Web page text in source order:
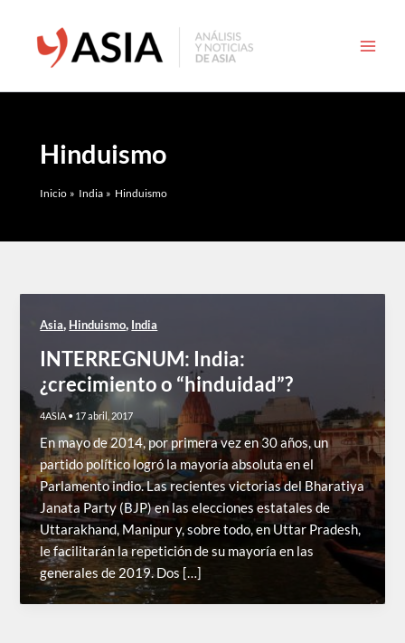
contenido
Hinduismo
Inicio India Hinduismo
Asia, Hinduismo, India
INTERREGNUM: India:
¿crecimiento o “hinduidad”?
4ASIA • 17 abril, 2017
En mayo de 2014, por primera vez en 30 años, un
partido político logró la mayoría absoluta en el
Parlamento indio. Las recientes victorias del Bharatiya
Janata Party (BJP) en las elecciones estatales de
Uttarakhand, Manipur y, sobre todo, en Uttar Pradesh,
le facilitarán la repetición de su mayoría en las
generales de 2019. Dos […]